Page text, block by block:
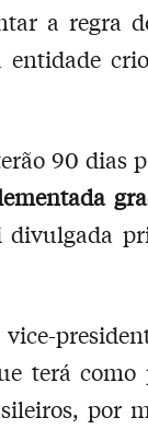
a regra
entidade
90 dias
divulgada
terá como
por